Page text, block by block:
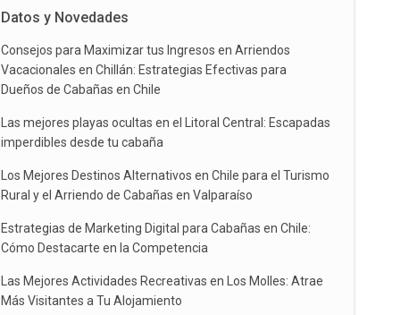
Datos y Novedades
Consejos para Maximizar tus Ingresos en Arriendos
Vacacionales en Chillán: Estrategias Efectivas para
Dueños de Cabañas en Chile
Las mejores playas ocultas en el Litoral Central: Escapadas
imperdibles desde tu cabaña
Los Mejores Destinos Alternativos en Chile para el Turismo
Rural y el Arriendo de Cabañas en Valparaíso
Estrategias de Marketing Digital para Cabañas en Chile:
Cómo Destacarte en la Competencia
Las Mejores Actividades Recreativas en Los Molles: Atrae
Más Visitantes a Tu Alojamiento